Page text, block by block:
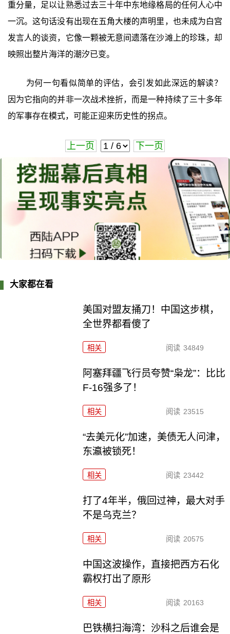
重分量，足以让熟悉过去三十年中东地缘格局的任何人心中
一沉。这句话没有出现在五角大楼的声明里，也未成为白宫
发言人的谈资，它像一颗被无意间遗落在沙滩上的珍珠，却
映照出整片海洋的潮汐已变。
为何一句看似简单的评估，会引发如此深远的解读？
因为它指向的并非一次战术挫折，而是一种持续了三十多年
的军事存在模式，可能正迎来历史性的拐点。
上一页 下一页
大家都在看
美国对盟友捅刀！中国这步棋，
全世界都看傻了
相关 阅读 34849
阿塞拜疆飞行员夸赞“枭龙”：比比
F-16强多了！
相关 阅读 23515
“去美元化”加速，美债无人问津，
东瀛被锁死！
相关 阅读 23442
打了4年半，俄回过神，最大对手
不是乌克兰？
相关 阅读 20575
中国这波操作，直接把西方石化
霸权打出了原形
相关 阅读 20163
巴铁横扫海湾：沙科之后谁会是